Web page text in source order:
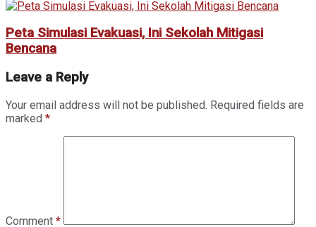
Peta Simulasi Evakuasi, Ini Sekolah Mitigasi
Bencana
Leave a Reply
Your email address will not be published. Required fields are
marked *
Comment *